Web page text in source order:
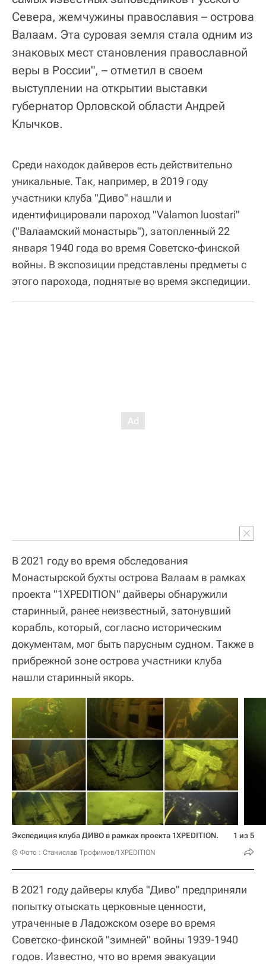
Севера, жемчужины православия – острова
Валаам. Эта суровая земля стала одним из
знаковых мест становления православной
веры в России", – отметил в своем
выступлении на открытии выставки
губернатор Орловской области Андрей
Клычков.
Среди находок дайверов есть действительно
уникальные. Так, например, в 2019 году
участники клуба "Диво" нашли и
идентифицировали пароход "Valamon luostari"
("Валаамский монастырь"), затопленный 22
января 1940 года во время Советско-финской
войны. В экспозиции представлены предметы с
этого парохода, поднятые во время экспедиции.
В 2021 году во время обследования
Монастырской бухты острова Валаам в рамках
проекта "1XPEDITION" дайверы обнаружили
старинный, ранее неизвестный, затонувший
корабль, который, согласно историческим
документам, мог быть парусным судном. Также в
прибрежной зоне острова участники клуба
нашли старинный якорь.
Экспедиция клуба ДИВО в рамках проекта 1XPEDITION.
© Фото : Станислав Трофимов/1XPEDITION
1 из 5
В 2021 году дайверы клуба "Диво" предприняли
попытку отыскать церковные ценности,
утраченные в Ладожском озере во время
Советско-финской "зимней" войны 1939-1940
годов. Известно, что во время эвакуации